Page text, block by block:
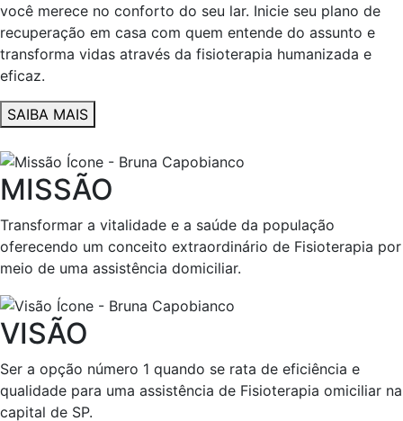
você merece no conforto do seu lar. Inicie seu plano de
recuperação em casa com quem entende do assunto e
transforma vidas através da fisioterapia humanizada e
eficaz.
SAIBA MAIS
MISSÃO
Transformar a vitalidade e a saúde da população
oferecendo um conceito extraordinário de Fisioterapia por
meio de uma assistência domiciliar.
VISÃO
Ser a opção número 1 quando se rata de eficiência e
qualidade para uma assistência de Fisioterapia omiciliar na
capital de SP.